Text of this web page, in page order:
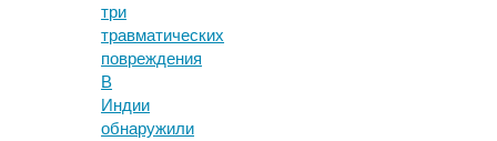
три
травматических
повреждения
В
Индии
обнаружили